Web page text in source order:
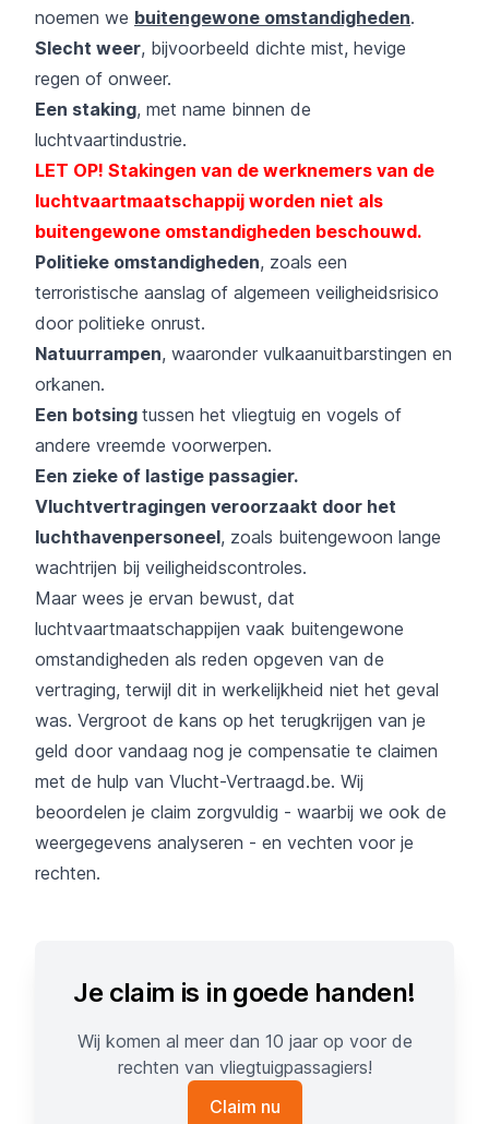
noemen we buitengewone omstandigheden.
Slecht weer, bijvoorbeeld dichte mist, hevige
regen of onweer.
Een staking, met name binnen de
luchtvaartindustrie.
LET OP! Stakingen van de werknemers van de
luchtvaartmaatschappij worden niet als
buitengewone omstandigheden beschouwd.
Politieke omstandigheden, zoals een
terroristische aanslag of algemeen veiligheidsrisico
door politieke onrust.
Natuurrampen, waaronder vulkaanuitbarstingen en
orkanen.
Een botsing tussen het vliegtuig en vogels of
andere vreemde voorwerpen.
Een zieke of lastige passagier.
Vluchtvertragingen veroorzaakt door het
luchthavenpersoneel, zoals buitengewoon lange
wachtrijen bij veiligheidscontroles.
Maar wees je ervan bewust, dat
luchtvaartmaatschappijen vaak buitengewone
omstandigheden als reden opgeven van de
vertraging, terwijl dit in werkelijkheid niet het geval
was. Vergroot de kans op het terugkrijgen van je
geld door vandaag nog je compensatie te claimen
met de hulp van Vlucht-Vertraagd.be. Wij
beoordelen je claim zorgvuldig - waarbij we ook de
weergegevens analyseren - en vechten voor je
rechten.
Je claim is in goede handen!
Wij komen al meer dan 10 jaar op voor de
rechten van vliegtuigpassagiers!
Claim nu